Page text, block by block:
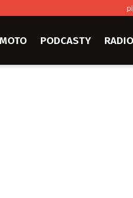
MOTO PODCASTY RADIO